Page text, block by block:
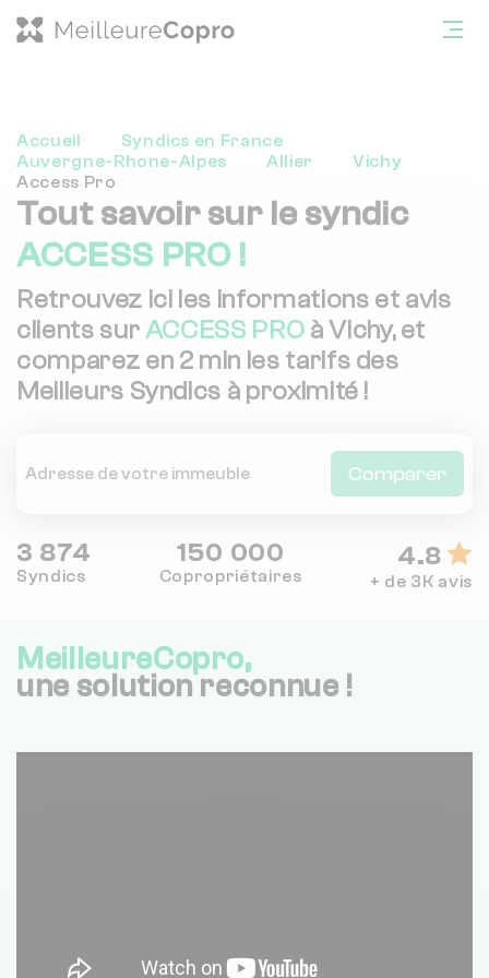
Accueil
Syndics en France
Auvergne-Rhone-Alpes
Allier
Vichy
Access Pro
Tout savoir sur le syndic
ACCESS PRO !
Retrouvez ici les informations et avis
clients surACCESS PRO à Vichy, et
comparez en 2 min les tarifs des
Meilleurs Syndics à proximité !
Comparer
3 874
Syndics
150 000
Copropriétaires
4.8
+ de 3K avis
MeilleureCopro,
une solution reconnue !